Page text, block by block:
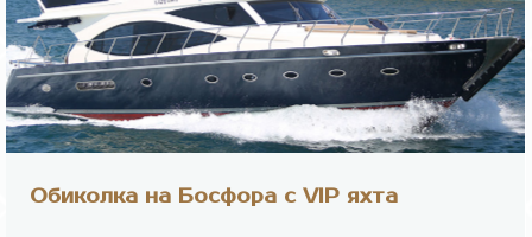
Обиколка на Босфора с VIP яхта